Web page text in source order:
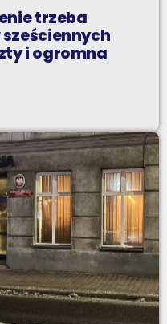
trzeba
i ogromna